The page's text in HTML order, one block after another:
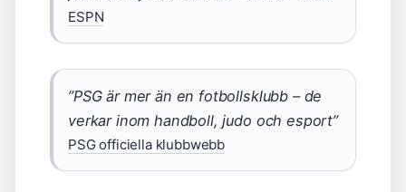
ESPN
”PSG är mer än en fotbollsklubb – de
verkar inom handboll, judo och esport”
PSG officiella klubbwebb